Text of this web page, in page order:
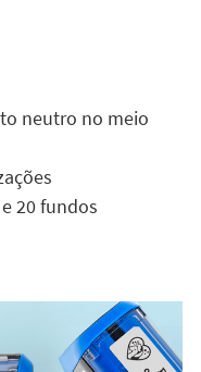
20 fundos